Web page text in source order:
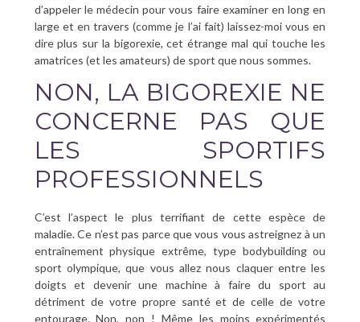
d’appeler le médecin pour vous faire examiner en long en
large et en travers (comme je l’ai fait) laissez-moi vous en
dire plus sur la bigorexie, cet étrange mal qui touche les
amatrices (et les amateurs) de sport que nous sommes.
NON, LA BIGOREXIE NE
CONCERNE PAS QUE
LES SPORTIFS
PROFESSIONNELS
C’est l’aspect le plus terrifiant de cette espèce de
maladie. Ce n’est pas parce que vous vous astreignez à un
entraînement physique extrême, type bodybuilding ou
sport olympique, que vous allez nous claquer entre les
doigts et devenir une machine à faire du sport au
détriment de votre propre santé et de celle de votre
entourage. Non, non ! Même les moins expérimentés